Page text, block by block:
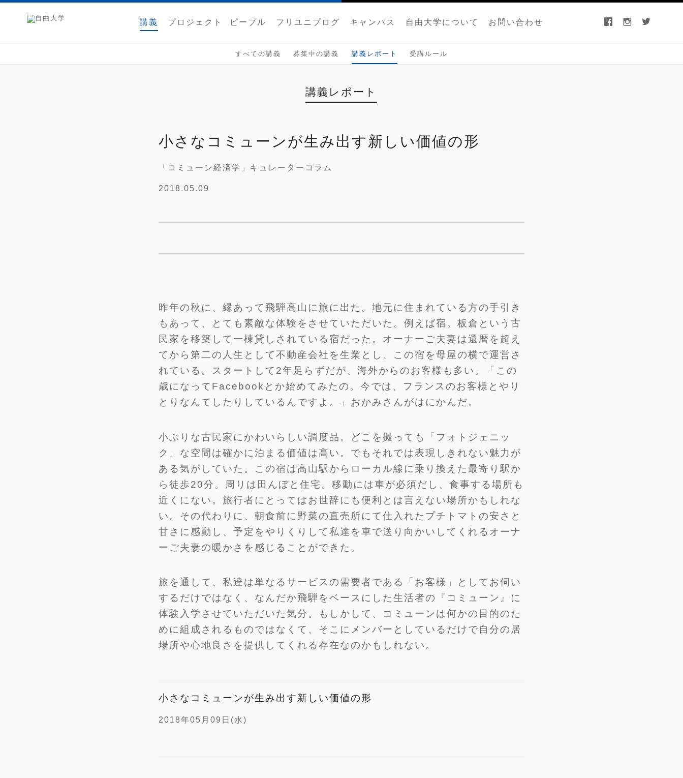
講義 プロジェクト ピープル フリユニブログ キャンパス 自由大学について お問い合わせ facebook instagram twitter
すべての講義 募集中の講義 講義レポート 受講ルール
講義レポート
小さなコミューンが生み出す新しい価値の形
「コミューン経済学」キュレーターコラム
2018.05.09
昨年の秋に、縁あって飛騨高山に旅に出た。 地元に住まれている方の手引き
もあって、
とても素敵な体験をさせていただいた。例えば宿。 板倉という古
民家を移築して一棟貸しされている宿だった。 オーナーご夫妻は還暦を超え
てから第二の人生として不動産会社を生業とし、この宿を母屋の横で運営さ
れている。 スタートして2年足らずだが、海外からのお客様も多い。「 この
歳になってFacebookとか始めてみたの。今では、 フランスのお客様とやり
とりなんてしたりしているんですよ。」 おかみさんがはにかんだ。
小ぶりな古民家にかわいらしい調度品。どこを撮っても「 フォトジェニッ
ク」な空間は確かに泊まる価値は高い。 でもそれでは表現しきれない魅力が
ある気がしていた。 この宿は高山駅からローカル線に乗り換えた最寄り駅か
ら徒歩20分。周りは田んぼと住宅。移動には車が必須だし、 食事する場所も
近くにない。 旅行者にとってはお世辞にも便利とは言えない場所かもしれな
い。 その代わりに、 朝食前に野菜の直売所にて仕入れたプチトマトの安さと
甘さに感動 し、 予定をやりくりして私達を車で送り向かいしてくれるオーナ
ーご夫妻の暖かさを感じることができた。
旅を通して、私達は単なるサービスの需要者である「お客様」
としてお伺い
するだけではなく、 なんだか飛騨をベースにした生活者の『コミューン』 に
体験入学させていただいた気分。もしかして、
コミューンは何かの目的のた
めに組成されるものではなくて、 そこにメンバーとしているだけで自分の居
場所や心地良さを提供し てくれる存在なのかもしれない。
小さなコミューンが生み出す新しい価値の形
2018年05月09日(水)